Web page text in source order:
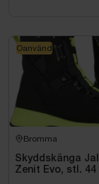
Bromma
Skyddskänga
Zenit Evo, stl. 44
Oanvänd